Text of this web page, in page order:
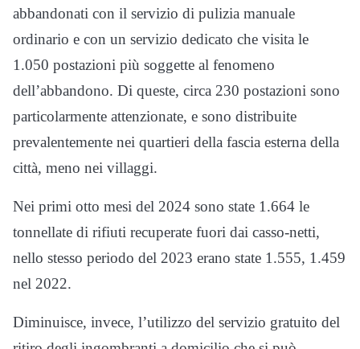
abbandonati con il servizio di pulizia manuale
ordinario e con un servizio dedicato che visita le
1.050 postazioni più soggette al fenomeno
dell’abbandono. Di queste, circa 230 postazioni sono
particolarmente attenzionate, e sono distribuite
prevalentemente nei quartieri della fascia esterna della
città, meno nei villaggi.
Nei primi otto mesi del 2024 sono state 1.664 le
tonnellate di rifiuti recuperate fuori dai casso-netti,
nello stesso periodo del 2023 erano state 1.555, 1.459
nel 2022.
Diminuisce, invece, l’utilizzo del servizio gratuito del